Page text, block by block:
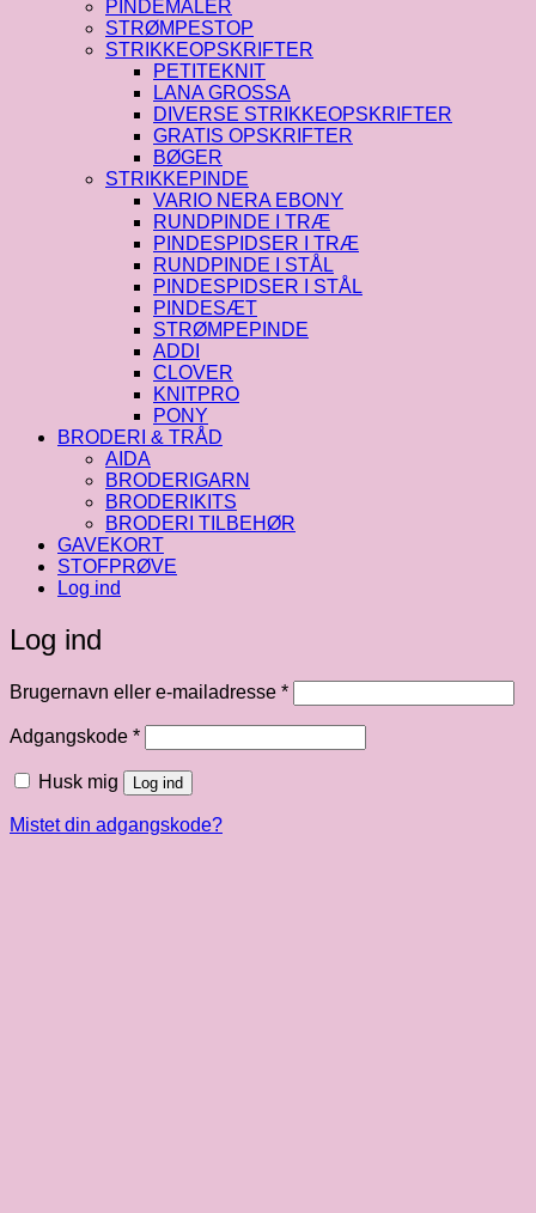
PINDEMÅLER
STRØMPESTOP
STRIKKEOPSKRIFTER
PETITEKNIT
LANA GROSSA
DIVERSE STRIKKEOPSKRIFTER
GRATIS OPSKRIFTER
BØGER
STRIKKEPINDE
VARIO NERA EBONY
RUNDPINDE I TRÆ
PINDESPIDSER I TRÆ
RUNDPINDE I STÅL
PINDESPIDSER I STÅL
PINDESÆT
STRØMPEPINDE
ADDI
CLOVER
KNITPRO
PONY
BRODERI & TRÅD
AIDA
BRODERIGARN
BRODERIKITS
BRODERI TILBEHØR
GAVEKORT
STOFPRØVE
Log ind
Log ind
Brugernavn eller e-mailadresse *Påkrævet
Adgangskode *Påkrævet
Husk mig Log ind
Mistet din adgangskode?